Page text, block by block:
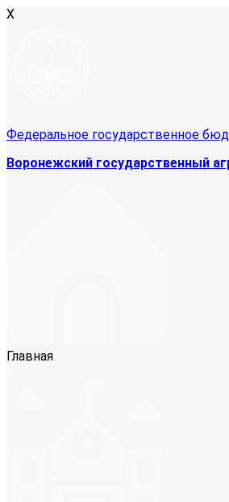
X
Федеральное государственное
Воронежский государственный
Главная